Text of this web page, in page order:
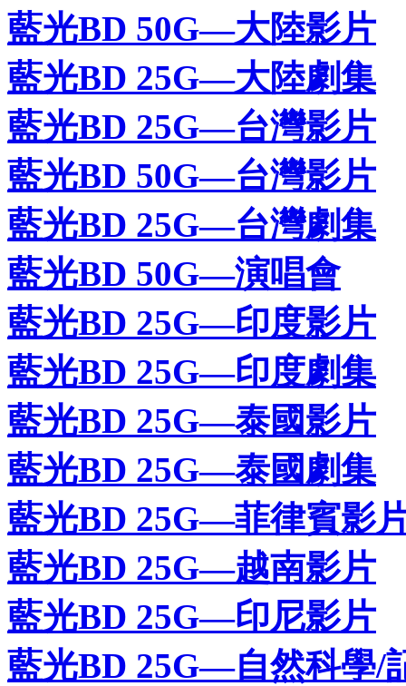
藍光BD 50G—大陸影片
藍光BD 25G—大陸劇集
藍光BD 25G—台灣影片
藍光BD 50G—台灣影片
藍光BD 25G—台灣劇集
藍光BD 50G—演唱會
藍光BD 25G—印度影片
藍光BD 25G—印度劇集
藍光BD 25G—泰國影片
藍光BD 25G—泰國劇集
藍光BD 25G—菲律賓影
藍光BD 25G—越南影片
藍光BD 25G—印尼影片
藍光BD 25G—自然科學/